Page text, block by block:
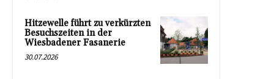
Hitzewelle führt zu verkürzten
Besuchszeiten in der
Wiesbadener Fasanerie
30.07.2026